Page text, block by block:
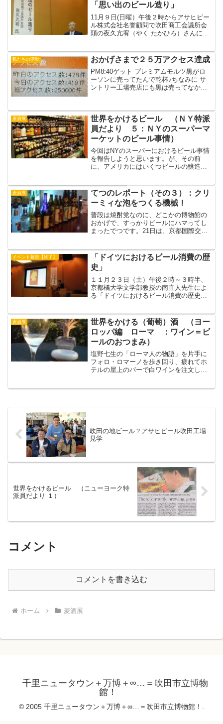
「思い出のビール造り」
11月９日(日曜）午後２時からアサヒビー
ル株式会社名誉顧問で吹田商工会議所会
頭の夜久亢宥（やく たかひろ）さんによ
た。1)昭和26年(1951年)入社のころ2)古代
から...
私たちの活動 おかげさまで２５万アクセス達成
PM8:40ゲット プレミアムモルツ黒がロ
ーソンに売ってたんで乾杯♪ちなみに サ
ントリー工場売店にも黒は売ってなかっ
場見学の時 黒はどこで飲めるか聞いた...
麦酒展
世界をかけるビール （ＮＹ特派
員だより ５：ＮＹのスーパーマ
ーケットのビール事情）
今回はNYのスーパーにおけるビール事情
を報告しようと思います。が、その前
に、アメリカにはいくつビールの醸造所
たパブ併設のBrewpubと呼ばれるものま
であわせると、およ...
麦酒展
てつのレポート（その３）：クリ
ーミィな泡をつくる機械！
普段は焼酎党なのに、どこかの博物館の
おかげで、すっかりビールにハマってし
まったでつです。21日は、京都国際交流
めそうな店を徘徊してしまいました。し
かし、適当なところがみつ...
イベント報告【終了】
「ドイツにおけるビール消費の歴
史」
１１月２３日（土）午後２時～３時半、
京都橘大学文学部教授の南直人先生によ
る「ドイツにおけるビール消費の歴史」
約１億２千万ヘクトリットル（ｈｌ＝１
００リットル）、醸造所は...
麦酒展
世界をかける（葡萄）酒 （ヨー
ロッパ編 ローマ ：ワイン＝ビ
ールのおつまみ）
塩野七生の「ローマ人の物語」を片手に
フォロ・ロマーノを歩き回り、疲れてホ
テルの屋上のバーで白ワインを注文しま
吹田の地ビール？アサヒビール吹田工場
見学
世界をかけるビール （ニューヨーク特
派員だより １）
コメント
コメントを書き込む
ホーム 麦酒展
千里ニュータウン＋万博＋∞…＝吹田市立博物
館！
© 2005 千里ニュータウン＋万博＋∞…＝吹田市立博物館！.